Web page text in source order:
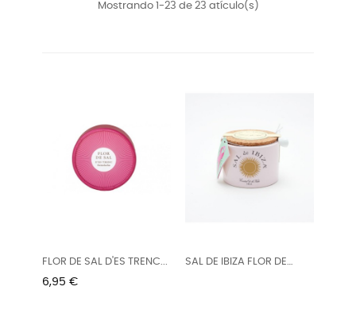
Mostrando 1-23 de 23 atículo(s)
FLOR DE SAL D'ES TRENC...
Precio
6,95 €
SAL DE IBIZA FLOR DE